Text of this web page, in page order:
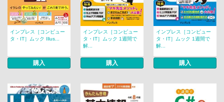
インプレス［コンピュー
タ・IT］ムック Illus...
購入
インプレス［コンピュー
タ・IT］ムック 1週間で
解...
購入
インプレス［コンピュー
タ・IT］ムック 1週間で
解...
購入